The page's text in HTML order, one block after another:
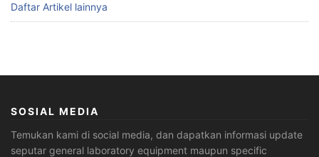
Daftar Artikel lainnya
SOSIAL MEDIA
Temukan kami di social media, dan dapatkan informasi update
seputar general laboratory equipment maupun specific